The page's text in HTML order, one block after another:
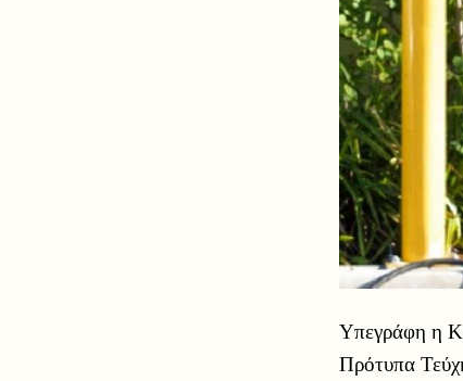
Υπεγράφη η
Πρότυπα